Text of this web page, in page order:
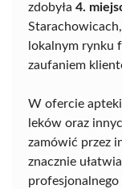
zdobyła 4.
lokalnym rynku
zaufaniem
W ofercie
leków oraz
zamówić przez
znacznie